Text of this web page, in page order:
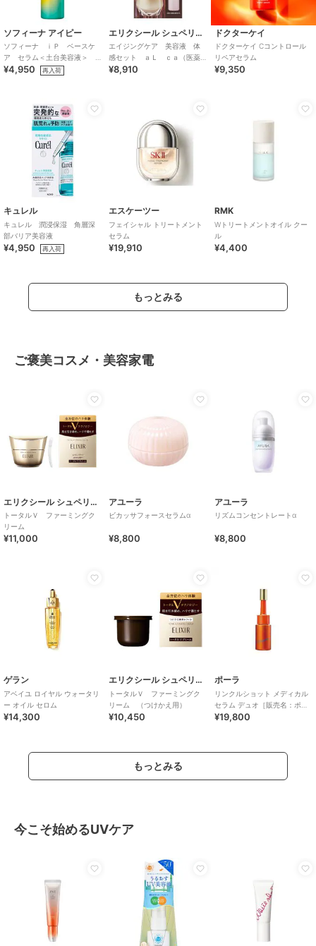
ソフィーナ アイピー
ソフィーナ ｉＰ ベースケ
ア セラム＜土台美容液＞
レフィル９０Ｇ
¥4,950 再入荷
エリクシール シュペリエル
エイジングケア 美容液 体
感セット ａＬ ｃａ（医薬
部外品）
¥8,910
ドクターケイ
ドクターケイ Cコントロール
リペアセラム
¥9,350
キュレル
キュレル 潤浸保湿 角層深
部バリア美容液
¥4,950 再入荷
エスケーツー
フェイシャル トリートメント
セラム
¥19,910
RMK
Wトリートメントオイル クー
ル
¥4,400
もっとみる
ご褒美コスメ・美容家電
エリクシール シュペリエル
トータルＶ ファーミングク
リーム
¥11,000
アユーラ
ビカッサフォースセラムα
¥8,800
アユーラ
リズムコンセントレートα
¥8,800
ゲラン
アベイユ ロイヤル ウォータリ
ー オイル セロム
¥14,300
エリクシール シュペリエル
トータルＶ ファーミングク
リーム （つけかえ用）
¥10,450
ポーラ
リンクルショット メディカル
セラム デュオ［販売名：ポー
ラ リンクルシ
¥19,800
もっとみる
今こそ始めるUVケア